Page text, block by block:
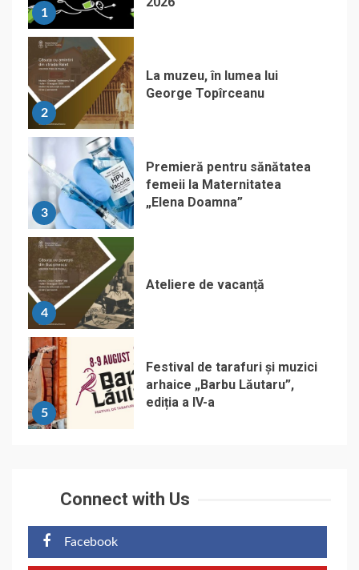
1
2
La muzeu, în lumea lui
George Topîrceanu
3
Premieră pentru sănătatea
femeii la Maternitatea
„Elena Doamna”
4
Ateliere de vacanță
5
Festival de tarafuri și muzici
arhaice „Barbu Lăutaru”,
ediția a IV-a
Connect with Us
Facebook